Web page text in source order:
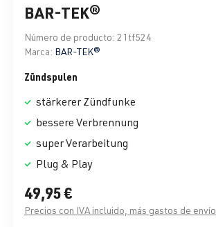
BAR-TEK®
Número de producto: 21tf524
Marca: BAR-TEK®
Zündspulen
stärkerer Zündfunke
bessere Verbrennung
super Verarbeitung
Plug & Play
49,95 €
Precios con IVA incluido, más gastos de envío